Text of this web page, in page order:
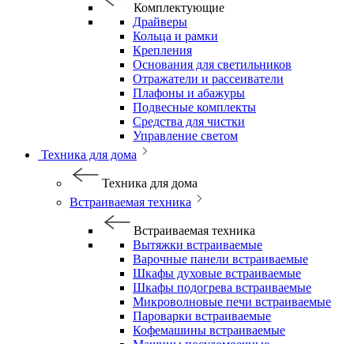
Комплектующие
Драйверы
Кольца и рамки
Крепления
Основания для светильников
Отражатели и рассеиватели
Плафоны и абажуры
Подвесные комплекты
Средства для чистки
Управление светом
Техника для дома
Техника для дома
Встраиваемая техника
Встраиваемая техника
Вытяжки встраиваемые
Варочные панели встраиваемые
Шкафы духовые встраиваемые
Шкафы подогрева встраиваемые
Микроволновые печи встраиваемые
Пароварки встраиваемые
Кофемашины встраиваемые